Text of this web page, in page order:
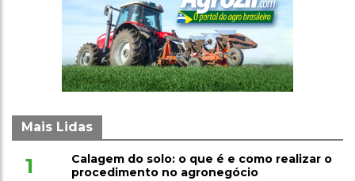
Mais Lidas
1
Calagem do solo: o que é e como realizar o
procedimento no agronegócio